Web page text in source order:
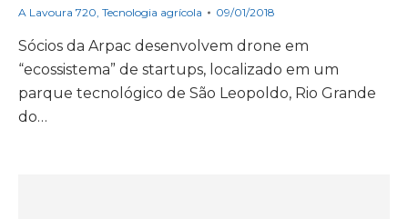
A Lavoura 720, Tecnologia agrícola 09/01/2018
Sócios da Arpac desenvolvem drone em
“ecossistema” de startups, localizado em um
parque tecnológico de São Leopoldo, Rio Grande
do…